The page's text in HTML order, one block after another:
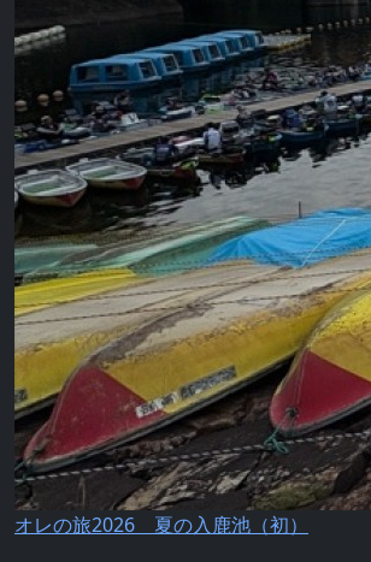
オレの旅2026 夏の入鹿池（初）